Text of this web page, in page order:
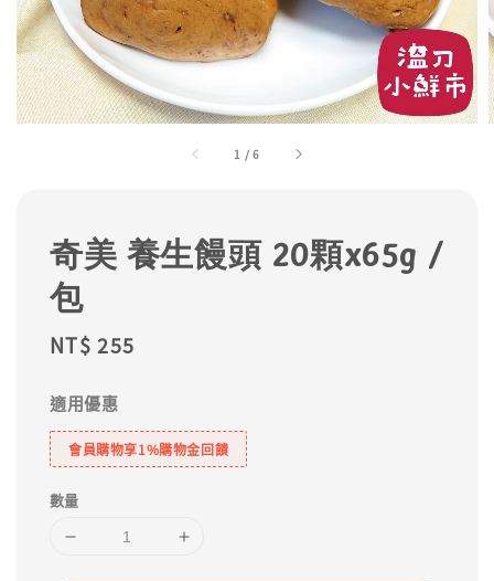
1 /6
奇美 養生饅頭 20顆x65g /
包
Regular
NT$ 255
適用優惠
會員購物享1%購物金回饋
數量